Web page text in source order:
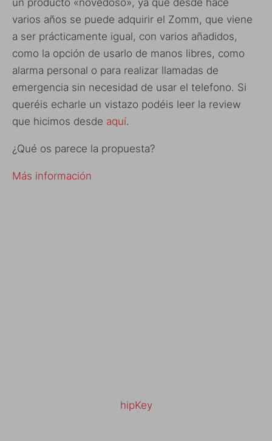
varios años se puede adquirir el Zomm, que viene
a ser prácticamente igual, con varios añadidos,
como la opción de usarlo de manos libres, como
alarma personal o para realizar llamadas de
emergencia sin necesidad de usar el telefono. Si
queréis echarle un vistazo podéis leer la review
que hicimos desde aquí.
¿Qué os parece la propuesta?
Más información
hipKey